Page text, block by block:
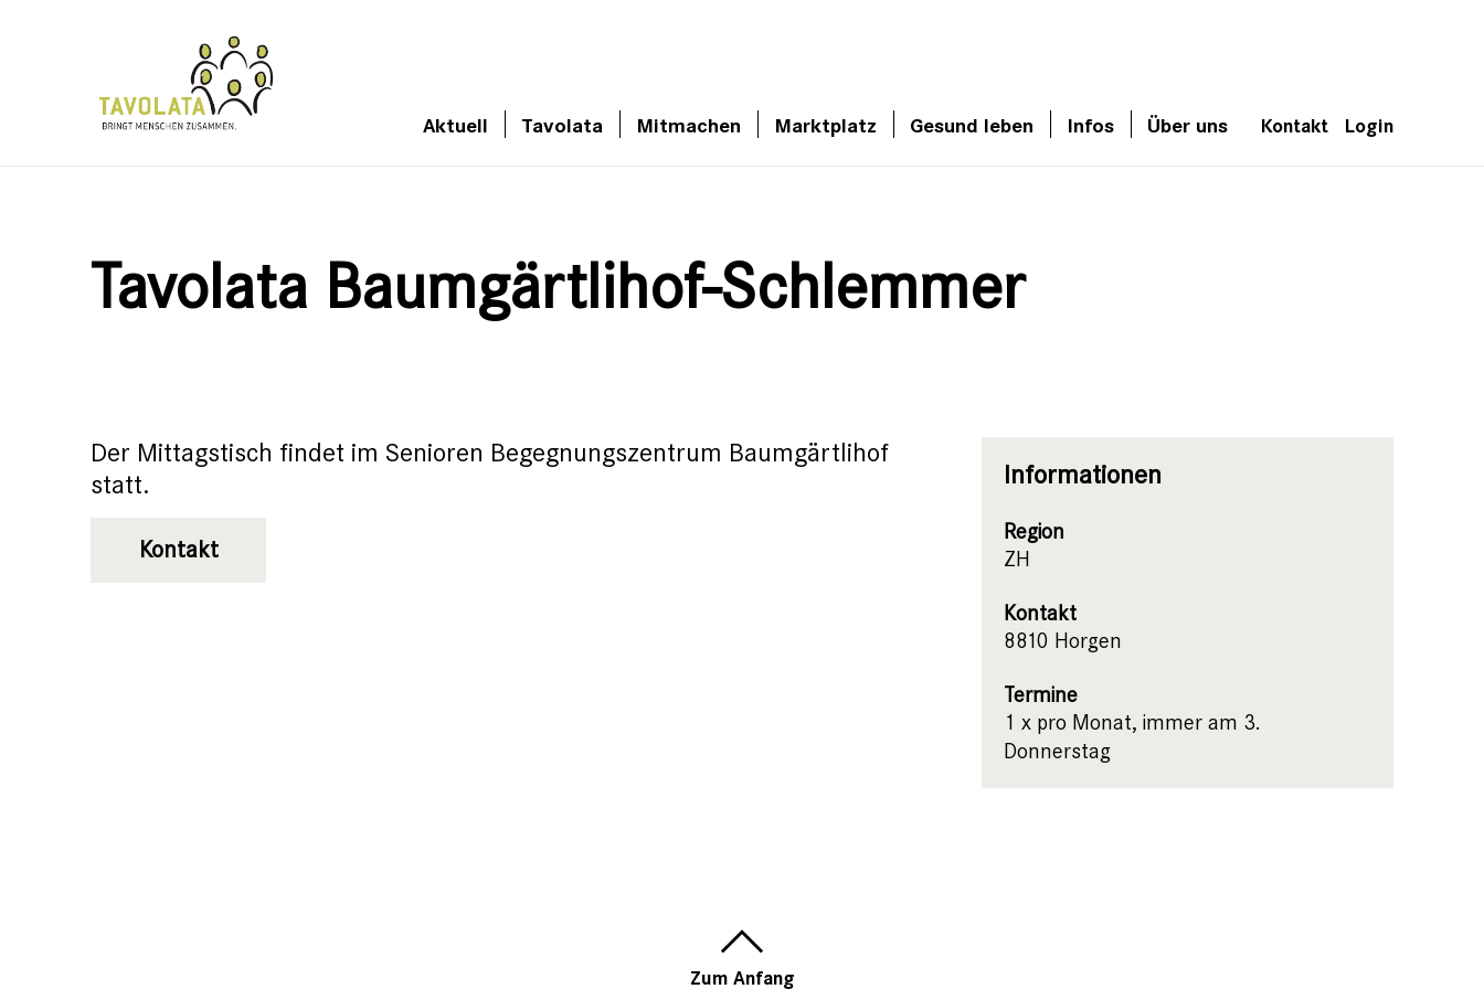
Aktuell Tavolata Mitmachen Marktplatz Gesund leben Infos Über uns Kontakt Login
Tavolata Baumgärtlihof-Schlemmer
Der Mittagstisch findet im Senioren Begegnungszentrum Baumgärtlihof
statt.
Kontakt
Informationen
Region
ZH
Kontakt
8810 Horgen
Termine
1 x pro Monat, immer am 3.
Donnerstag
Zum Anfang